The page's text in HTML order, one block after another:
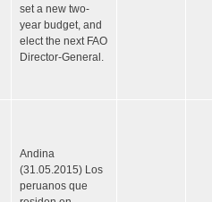
set a new two-
year budget, and
elect the next FAO
Director-General.
Andina
(31.05.2015) Los
peruanos que